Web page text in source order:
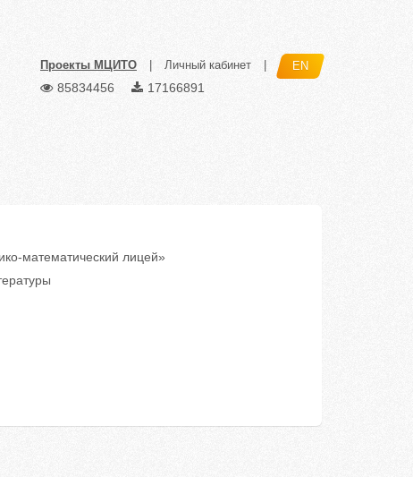
Проекты МЦИТО Личный кабинет EN
85834456 17166891
математический лицей»